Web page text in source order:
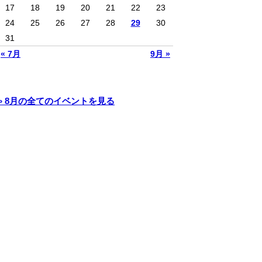
« 7月 9月 »
17 18 19 20 21 22
23
24
25 26 27 28 29
30
31
8月の全てのイベントを見る